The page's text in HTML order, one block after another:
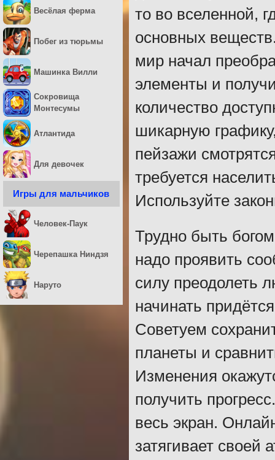
то во вселенной,
основных
мир начал
элементы и
количество
шикарную
пейзажи
требуется
Используйте
Трудно быть
надо проявить
силу преодолеть
начинать
Советуем
планеты и
Изменения
получить
весь экран.
затягивает своей
Весёлая ферма
Побег из тюрьмы
Машинка Вилли
Сокровища
Монтесумы
Атлантида
Для девочек
Игры для мальчиков
Человек-Паук
Черепашка Ниндзя
Наруто